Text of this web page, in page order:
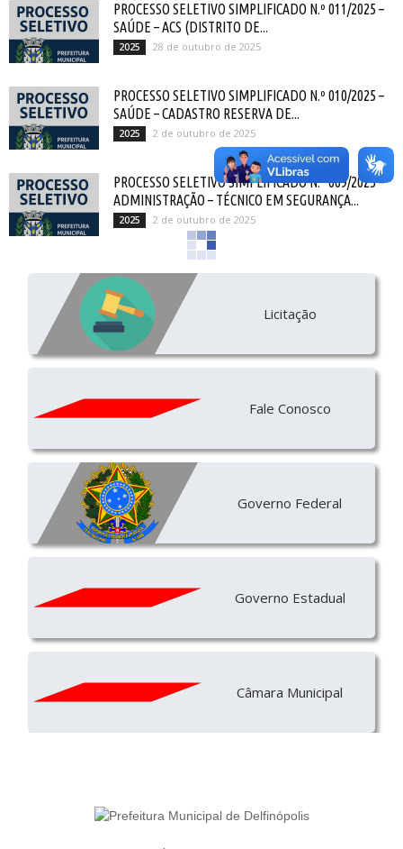
PROCESSO SELETIVO SIMPLIFICADO N.º 011/2025 –
SAÚDE – ACS (DISTRITO DE...
2025 28 de outubro de 2025
PROCESSO SELETIVO SIMPLIFICADO N.º 010/2025 –
SAÚDE – CADASTRO RESERVA DE...
2025 2 de outubro de 2025
PROCESSO SELETIVO SIMPLIFICADO N.º 009/2025 –
ADMINISTRAÇÃO – TÉCNICO EM SEGURANÇA...
2025 2 de outubro de 2025
Licitação
Fale Conosco
Governo Federal
Governo Estadual
Câmara Municipal